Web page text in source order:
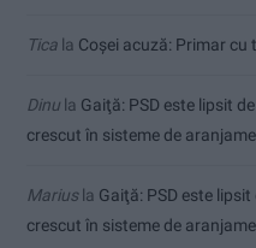
Tica la Coșei acuză: Primar
Dinu la Gaiţă: PSD este lipsit
crescut în sisteme de
Mariusla Gaiţă: PSD este
crescut în sisteme de